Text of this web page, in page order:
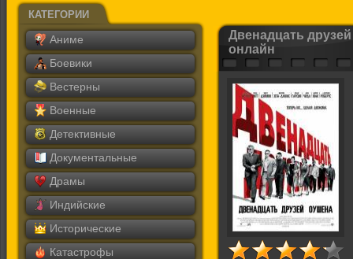
КАТЕГОРИИ
Аниме
Боевики
Вестерны
Военные
Детективные
Документальные
Драмы
Индийские
Исторические
Катастрофы
Двенадцать
онлайн